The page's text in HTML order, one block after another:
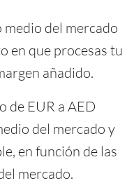
del mercado
en que procesas tu
añadido.
de EUR a AED
del mercado y
en función de las
mercado.